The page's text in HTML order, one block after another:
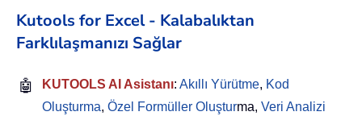
Kutools for Excel - Kalabalıktan
Farklılaşmanızı Sağlar
🤖 KUTOOLS AI Asistanı: Akıllı Yürütme, Kod
Oluşturma, Özel Formüller Oluşturma, Veri Analizi